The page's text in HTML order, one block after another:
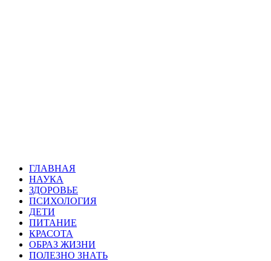
ГЛАВНАЯ
НАУКА
ЗДОРОВЬЕ
ПСИХОЛОГИЯ
ДЕТИ
ПИТАНИЕ
КРАСОТА
ОБРАЗ ЖИЗНИ
ПОЛЕЗНО ЗНАТЬ